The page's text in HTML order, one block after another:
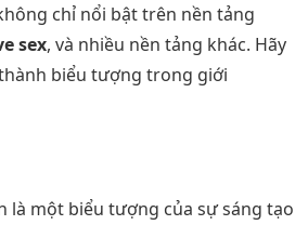
chỉ nổi bật trên nền tảng
sex, và nhiều nền tảng khác. Hãy
biểu tượng trong giới
là một biểu tượng của sự sáng tạo